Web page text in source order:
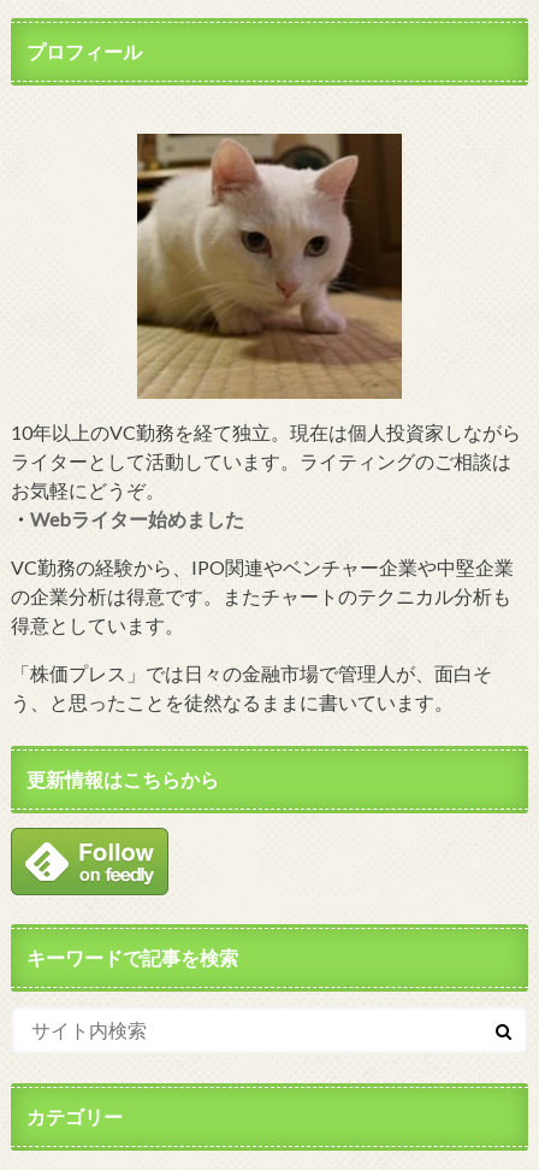
プロフィール
10年以上のVC勤務を経て独立。現在は個人投資家しながら
ライターとして活動しています。ライティングのご相談は
お気軽にどうぞ。
・ Webライター始めました
VC勤務の経験から、IPO関連やベンチャー企業や中堅企業
の企業分析は得意です。またチャートのテクニカル分析も
得意としています。
「株価プレス」では日々の金融市場で管理人が、面白そ
う、と思ったことを徒然なるままに書いています。
更新情報はこちらから
キーワードで記事を検索
カテゴリー